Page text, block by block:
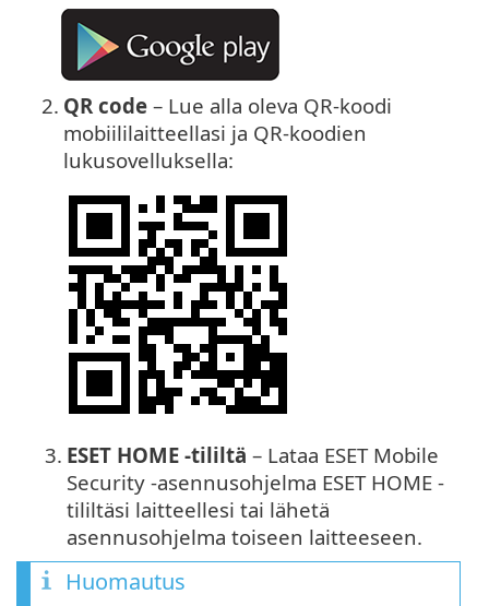
2. QR code – Lue alla oleva QR-koodi
mobiililaitteellasi ja QR-koodien
lukusovelluksella:
3. ESET HOME -tililtä – Lataa ESET Mobile
Security -asennusohjelma ESET HOME -
tililtäsi laitteellesi tai lähetä
asennusohjelma toiseen laitteeseen.
Huomautus